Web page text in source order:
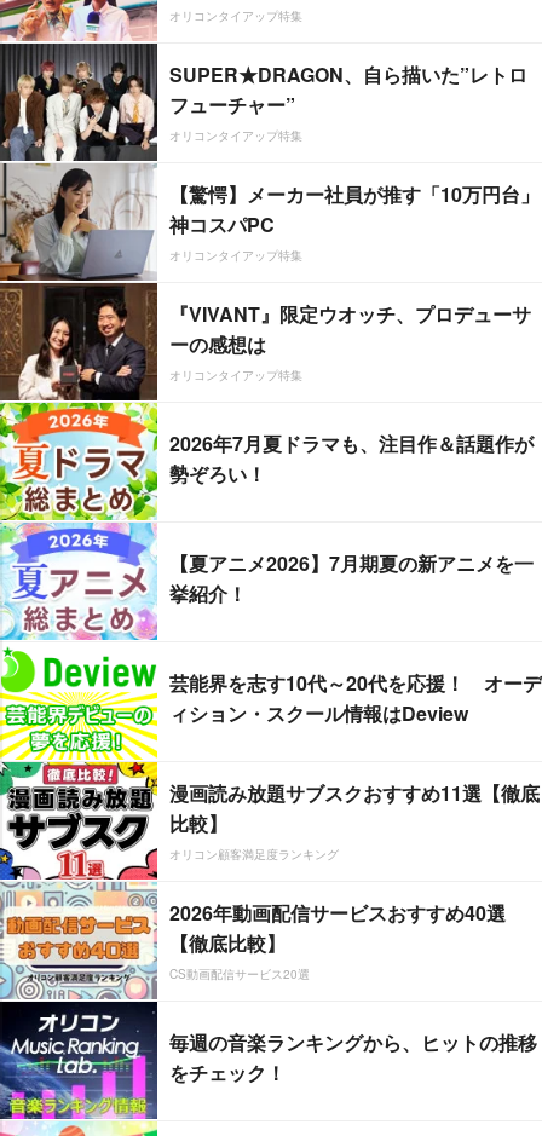
オリコンタイアップ特集
SUPER★DRAGON、自ら描いた”レトロ
フューチャー”
オリコンタイアップ特集
【驚愕】メーカー社員が推す「10万円台」
神コスパPC
オリコンタイアップ特集
『VIVANT』限定ウオッチ、プロデューサ
ーの感想は
オリコンタイアップ特集
2026年7月夏ドラマも、注目作＆話題作が
勢ぞろい！
【夏アニメ2026】7月期夏の新アニメを一
挙紹介！
芸能界を志す10代～20代を応援！ オーデ
ィション・スクール情報はDeview
漫画読み放題サブスクおすすめ11選【徹底
比較】
オリコン顧客満足度ランキング
2026年動画配信サービスおすすめ40選
【徹底比較】
CS動画配信サービス20選
毎週の音楽ランキングから、ヒットの推移
をチェック！